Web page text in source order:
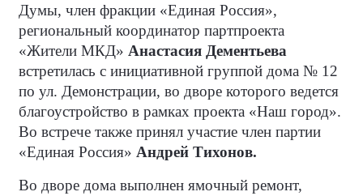
Думы, член фракции «Единая Россия»,
региональный координатор партпроекта
«Жители МКД» Анастасия Дементьева
встретилась с инициативной группой дома № 12
по ул. Демонстрации, во дворе которого ведется
благоустройство в рамках проекта «Наш город».
Во встрече также принял участие член партии
«Единая Россия» Андрей Тихонов.
Во дворе дома выполнен ямочный ремонт,